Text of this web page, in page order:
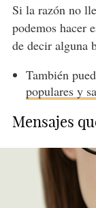
Si la razón no
podemos hacer
de decir alguna
También
populares y
Mensajes